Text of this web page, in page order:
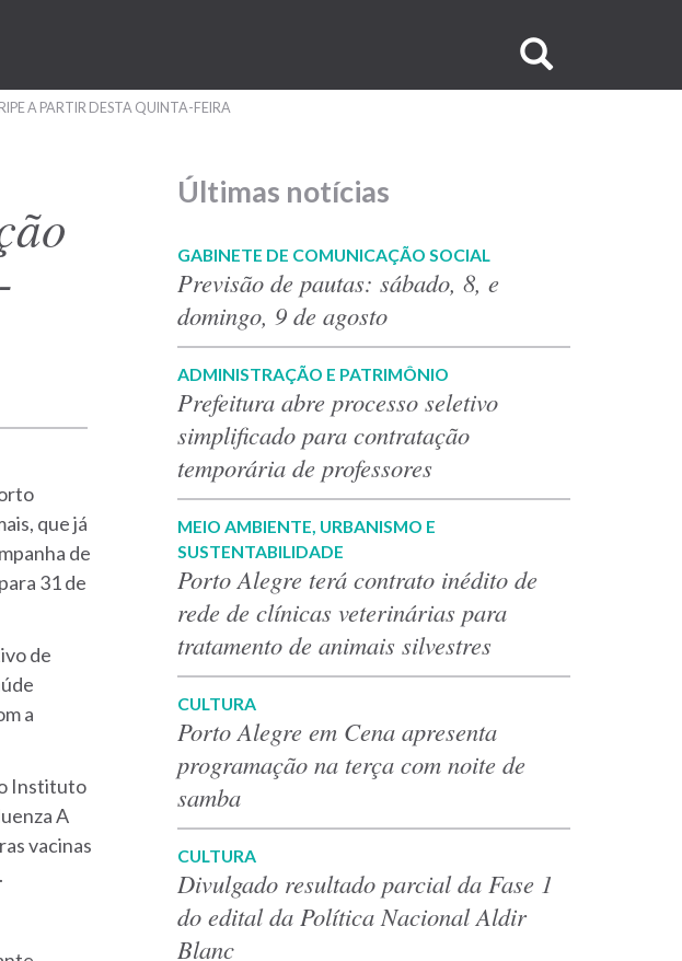
no
A PARTIR DESTA QUINTA-FEIRA
que já
de
31 de
de
a
Instituto
A
vacinas
Últimas notícias
GABINETE DE COMUNICAÇÃO SOCIAL
Previsão de pautas: sábado, 8, e
domingo, 9 de agosto
ADMINISTRAÇÃO E PATRIMÔNIO
Prefeitura abre processo seletivo
simplificado para contratação
temporária de professores
MEIO AMBIENTE, URBANISMO E
SUSTENTABILIDADE
Porto Alegre terá contrato inédito de
rede de clínicas veterinárias para
tratamento de animais silvestres
CULTURA
Porto Alegre em Cena apresenta
programação na terça com noite de
samba
CULTURA
Divulgado resultado parcial da Fase 1
do edital da Política Nacional Aldir
Blanc